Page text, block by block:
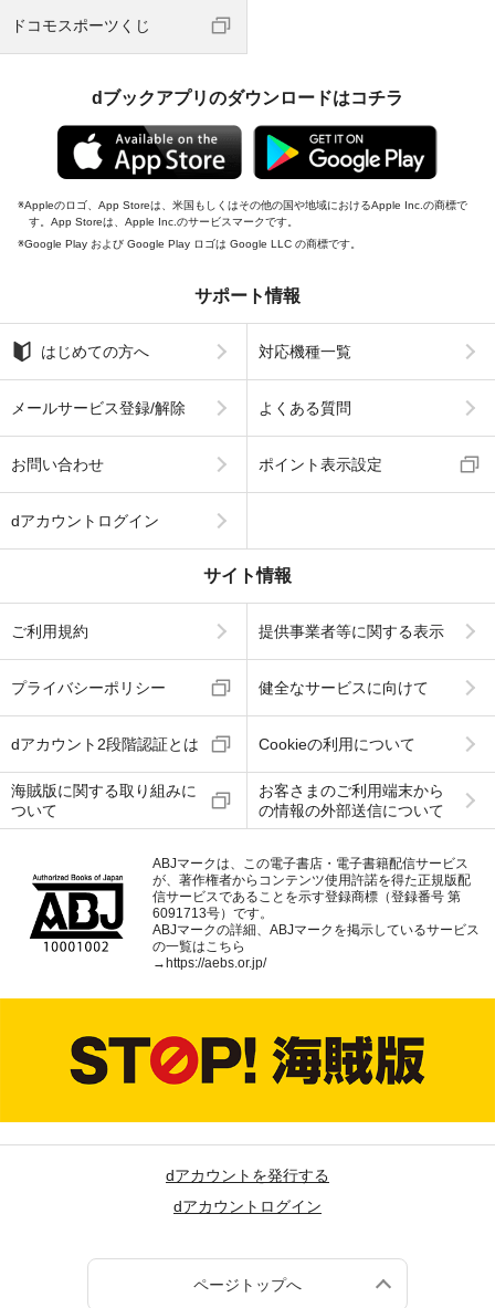
ドコモスポーツくじ
dブックアプリのダウンロードはコチラ
Appleのロゴ、App Storeは、米国もしくはその他の国や地域におけるApple Inc.の商標で
す。App Storeは、Apple Inc.のサービスマークです。
Google Play および Google Play ロゴは Google LLC の商標です。
サポート情報
はじめての方へ 対応機種一覧
メールサービス登録/解除 よくある質問
お問い合わせ ポイント表示設定
dアカウントログイン
サイト情報
ご利用規約 提供事業者等に関する表示
プライバシーポリシー 健全なサービスに向けて
dアカウント2段階認証とは Cookieの利用について
海賊版に関する取り組みに
ついて
お客さまのご利用端末から
の情報の外部送信について
ABJマークは、この電子書店・電子書籍配信サービス
が、著作権者からコンテンツ使用許諾を得た正規版配
信サービスであることを示す登録商標（登録番号 第
6091713号）です。
ABJマークの詳細、ABJマークを掲示しているサービス
の一覧はこちら
→https://aebs.or.jp/
dアカウントを発行する
dアカウントログイン
ページトップへ